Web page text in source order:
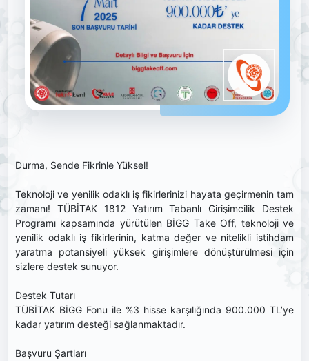
Durma, Sende Fikrinle Yüksel!
Teknoloji ve yenilik odaklı iş fikirlerinizi hayata geçirmenin tam
zamanı! TÜBİTAK 1812 Yatırım Tabanlı Girişimcilik Destek
Programı kapsamında yürütülen BİGG Take Off, teknoloji ve
yenilik odaklı iş fikirlerinin, katma değer ve nitelikli istihdam
yaratma potansiyeli yüksek girişimlere dönüştürülmesi için
sizlere destek sunuyor.
Destek Tutarı
TÜBİTAK BİGG Fonu ile %3 hisse karşılığında 900.000 TL’ye
kadar yatırım desteği sağlanmaktadır.
Başvuru Şartları